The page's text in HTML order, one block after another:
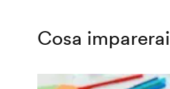
Cosa imparerai